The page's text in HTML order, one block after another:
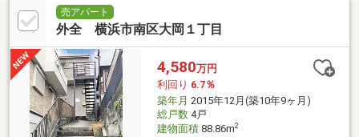
売アパート
外全 横浜市南区大岡１丁目
4,580万円
利回り 6.7％
築年月 2015年12月(築10年9ヶ月)
総戸数4戸
建物面積88.86m2